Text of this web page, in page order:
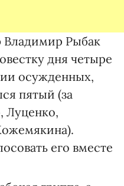
Владимир Рыбак
дня четыре
осужденных,
пятый (за
Луценко,
его вместе